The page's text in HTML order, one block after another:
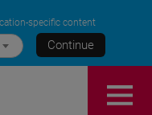
specific content
Continue